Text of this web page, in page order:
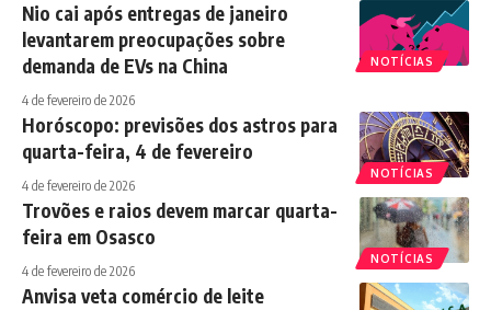
NOTÍCIAS
Nio cai após entregas de janeiro
levantarem preocupações sobre
demanda de EVs na China
4 de fevereiro de 2026
NOTÍCIAS
Horóscopo: previsões dos astros para
quarta-feira, 4 de fevereiro
4 de fevereiro de 2026
NOTÍCIAS
Trovões e raios devem marcar quarta-
feira em Osasco
4 de fevereiro de 2026
Anvisa veta comércio de leite